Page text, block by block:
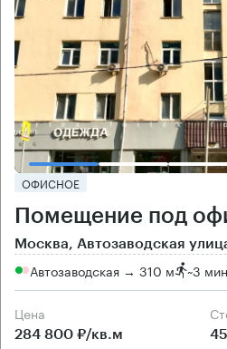
ОФИСНОЕ
Помещение под
Москва, Автозаводская
Автозаводская → 310 м ~3 мин
Цена
284 800 ₽/кв.м